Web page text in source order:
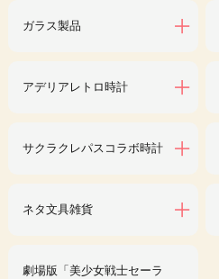
ガラス製品
アデリアレトロ時計
サクラクレパスコラボ時計
ネタ文具雑貨
劇場版「美少女戦士セーラ